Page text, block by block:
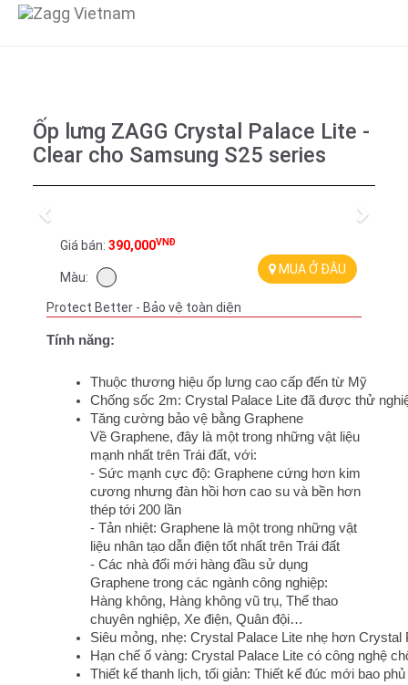
Ốp lưng ZAGG Crystal Palace Lite -
Clear cho Samsung S25 series
Previous Next
Giá bán: 390,000VNĐ
Màu:
MUA Ở ĐÂU
Protect Better - Bảo vệ toàn diện
Tính năng:
Thuộc thương hiệu ốp lưng cao cấp đến từ Mỹ
Chống sốc 2m: Crystal Palace Lite đã được thử
Tăng cường bảo vệ bằng Graphene
Về Graphene, đây là một trong những vật liệu
mạnh nhất trên Trái đất, với:
- Sức mạnh cực độ: Graphene cứng hơn kim
cương nhưng đàn hồi hơn cao su và bền hơn
thép tới 200 lần
- Tản nhiệt: Graphene là một trong những vật
liệu nhân tạo dẫn điện tốt nhất trên Trái đất
- Các nhà đổi mới hàng đầu sử dụng
Graphene trong các ngành công nghiệp:
Hàng không, Hàng không vũ trụ, Thể thao
chuyên nghiệp, Xe điện, Quân đội…
Siêu mỏng, nhẹ: Crystal Palace Lite nhẹ hơn Crystal
Hạn chế ố vàng: Crystal Palace Lite có công nghệ
Thiết kế thanh lịch, tối giản: Thiết kế đúc mới bao